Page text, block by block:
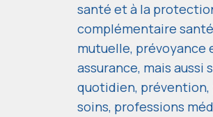
santé et à la
complémentaire
mutuelle, prévoyance
assurance, mais aussi
quotidien, prévention,
soins, professions